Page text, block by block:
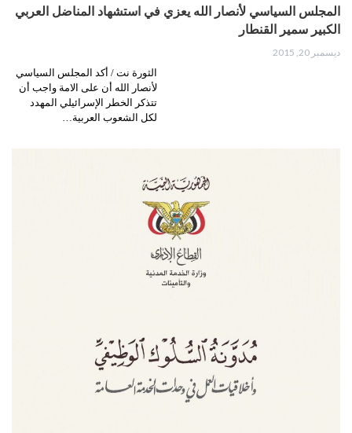
المجلس السياسي ﻷنصار الله يعزي في استشهاد المناضل العربي
الكبير سمير القنطار
ديسمبر 20, 2015
الثورة نت / أكد المجلس السياسي
لأنصار الله أن على اﻻمة واجب أن
تتذكر الخطر الإسرائيلي المهدد
لكل الشعوب العربية…